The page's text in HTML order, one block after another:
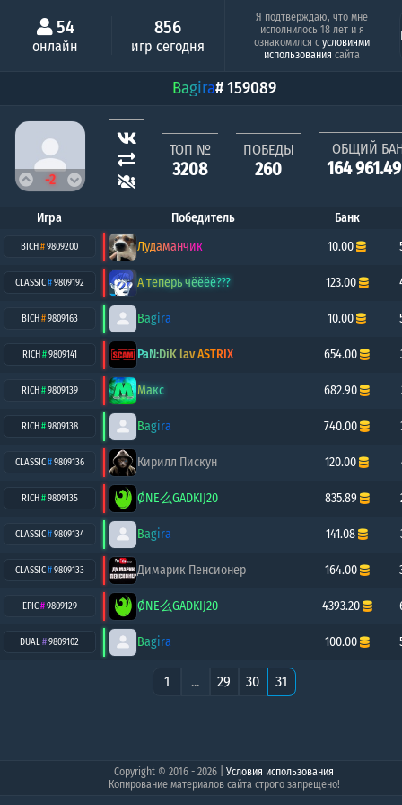
54
онлайн
856
игр сегодня
Минимальный шанс
DRAG
0.66%
Я подтверждаю, что мне
исполнилось 18 лет и я
ознакомился сусловиями
использования сайта
Bagira# 159089
-2
ТОП №
3208
ПОБЕДЫ
260
ОБЩИЙ
164
Игра Победитель Банк
BICH#9809200 Лудаманчик 10.00
CLASSIC#9809192 А теперь чёёёё??? 123.00
BICH#9809163 Bagira 10.00
RICH#9809141 PaN:DiK lav ASTRIX 654.00
RICH#9809139 Макс 682.90
RICH#9809138 Bagira 740.00
CLASSIC#9809136 Кирилл Пискун 120.00
RICH#9809135 ØNE么GADKIJ20 835.89
CLASSIC#9809134 Bagira 141.08
CLASSIC#9809133 Димарик Пенсионер 164.00
EPIC#9809129 ØNE么GADKIJ20 4393.20
DUAL#9809102 Bagira 100.00
1 ... 29 30 31
Copyright © 2016 - 2026 |Условия использования
Копирование материалов сайта строго запрещено!